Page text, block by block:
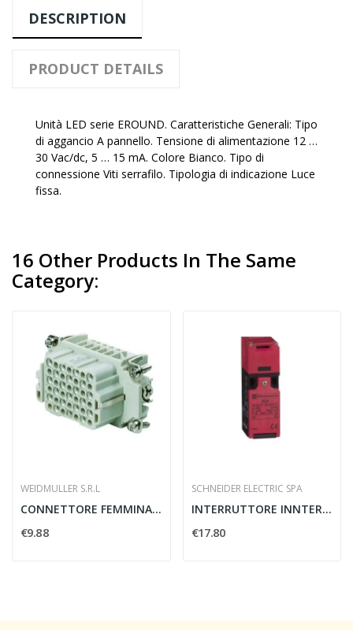
DESCRIPTION
PRODUCT DETAILS
Unità LED serie EROUND. Caratteristiche Generali: Tipo
di aggancio A pannello. Tensione di alimentazione 12 …
30 Vac/dc, 5 … 15 mA. Colore Bianco. Tipo di
connessione Viti serrafilo. Tipologia di indicazione Luce
fissa.
16 Other Products In The Same
Category:
WEIDMULLER S.R.L
CONNETTORE FEMMINA HDC HDD 42 FC - WEIDMULLER...
€9.88
SCHNEIDER ELECTRIC SPA
INTERRUTTORE INNTERBLOCCO DI SICUREZZA XCSPA...
€17.80